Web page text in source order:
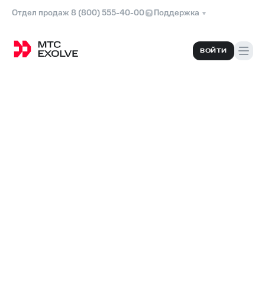
Отдел продаж 8 (800) 555-40-00 Поддержка
ВОЙТИ